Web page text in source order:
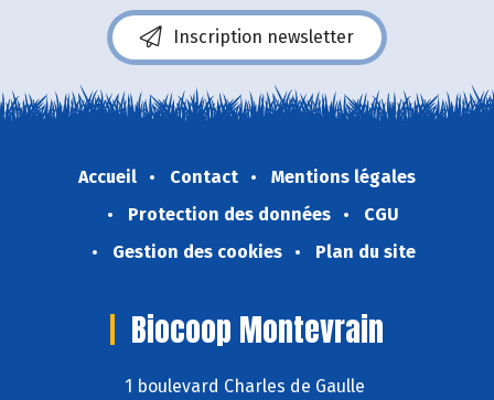
Inscription newsletter
Accueil Contact
Mentions légales
Protection des données
CGU
Gestion des cookies
Plan du site
Biocoop Montevrain
1 boulevard Charles de Gaulle